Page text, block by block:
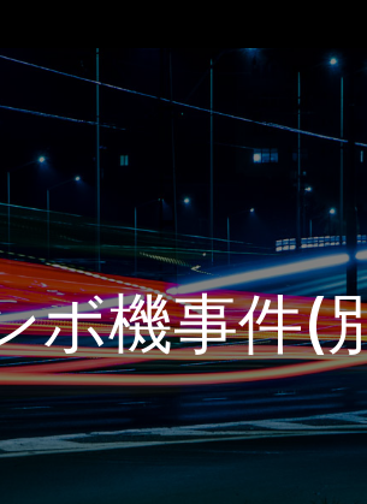
ボ機事件(